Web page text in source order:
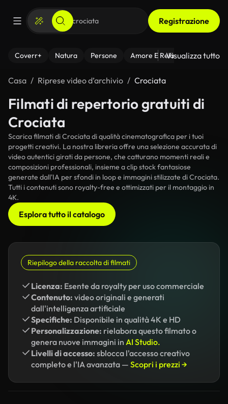
Registrazione
Coverr+ Natura Persone Amore E Relazioni Il
Visualizza tutto
Casa Riprese video d’archivio Crociata
Filmati di repertorio gratuiti di
Crociata
Scarica filmati di Crociata di qualità cinematografica per i tuoi
progetti creativi. La nostra libreria offre una selezione accurata di
video autentici girati da persone, che catturano momenti reali e
composizioni professionali, insieme a clip stock fantasiose
generate dall'IA per sfondi in loop e immagini stilizzate di Crociata.
Tutti i contenuti sono royalty-free e ottimizzati per il montaggio in
4K.
Esplora tutto il catalogo
Riepilogo della raccolta di filmati
Licenza: Esente da royalty per uso commerciale
Contenuto: video originali e generati
dall'intelligenza artificiale
Specifiche: Disponibile in qualità 4K e HD
Personalizzazione: rielabora questo filmato o
genera nuove immagini in AI Studio.
Livelli di accesso: sblocca l'accesso creativo
completo e l'IA avanzata — Scopri i prezzi →